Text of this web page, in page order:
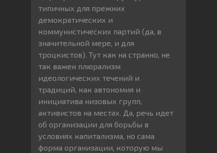
типичных для прежних
демократических и
коммунистических партий (да, в
значительной мере, и для
троцкистов). Тут как на странно, не
так важен плюрализм
идеологических течений и
традиций, как автономия и
инициатива низовых групп,
активистов на местах. Да, речь идет
об организации для борьбы в
условиях капитализма, но сама
форма организации, которую мы